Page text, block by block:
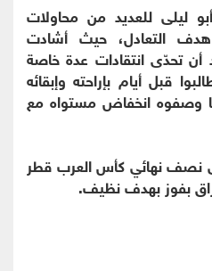
ليلى للعديد من محاولات
هدف التعادل، حيث أشادت
أن تحدّى انتقادات عدة خاصة
قبل أيام بإراحته وإبقائه
وصفوه انخفاض مستواه مع
نصف نهائي كأس العرب قطر